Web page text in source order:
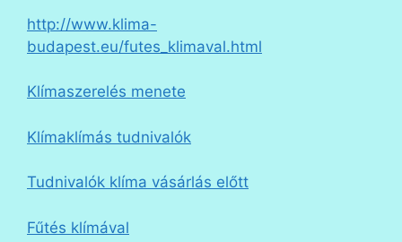
http://www.klima-
budapest.eu/futes_klimaval.html
Klímaszerelés menete
Klímaklímás tudnivalók
Tudnivalók klíma vásárlás előtt
Fűtés klímával